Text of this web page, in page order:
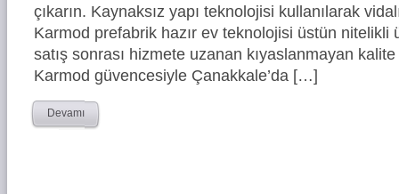
çıkarın. Kaynaksız yapı teknolojisi kullanılarak
Karmod prefabrik hazır ev teknolojisi üstün nitelikli
satış sonrası hizmete uzanan kıyaslanmayan kalite
Karmod güvencesiyle Çanakkale’da […]
Devamı